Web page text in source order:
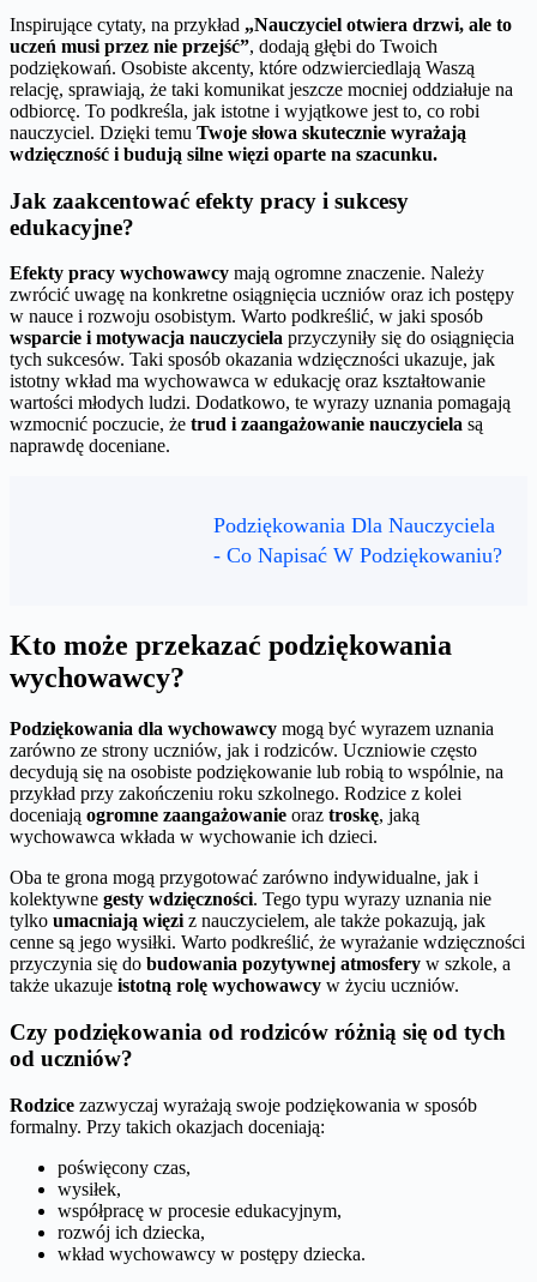
Inspirujące cytaty, na przykład „Nauczyciel otwiera drzwi, ale to
uczeń musi przez nie przejść”, dodają głębi do Twoich
podziękowań. Osobiste akcenty, które odzwierciedlają Waszą
relację, sprawiają, że taki komunikat jeszcze mocniej oddziałuje na
odbiorcę. To podkreśla, jak istotne i wyjątkowe jest to, co robi
nauczyciel. Dzięki temu Twoje słowa skutecznie wyrażają
wdzięczność i budują silne więzi oparte na szacunku.
Jak zaakcentować efekty pracy i sukcesy
edukacyjne?
Efekty pracy wychowawcy mają ogromne znaczenie. Należy
zwrócić uwagę na konkretne osiągnięcia uczniów oraz ich postępy
w nauce i rozwoju osobistym. Warto podkreślić, w jaki sposób
wsparcie i motywacja nauczyciela przyczyniły się do osiągnięcia
tych sukcesów. Taki sposób okazania wdzięczności ukazuje, jak
istotny wkład ma wychowawca w edukację oraz kształtowanie
wartości młodych ludzi. Dodatkowo, te wyrazy uznania pomagają
wzmocnić poczucie, że trud i zaangażowanie nauczyciela są
naprawdę doceniane.
Podziękowania Dla Nauczyciela
- Co Napisać W Podziękowaniu?
Kto może przekazać podziękowania
wychowawcy?
Podziękowania dla wychowawcy mogą być wyrazem uznania
zarówno ze strony uczniów, jak i rodziców. Uczniowie często
decydują się na osobiste podziękowanie lub robią to wspólnie, na
przykład przy zakończeniu roku szkolnego. Rodzice z kolei
doceniają ogromne zaangażowanie oraz troskę, jaką
wychowawca wkłada w wychowanie ich dzieci.
Oba te grona mogą przygotować zarówno indywidualne, jak i
kolektywne gesty wdzięczności. Tego typu wyrazy uznania nie
tylko umacniają więzi z nauczycielem, ale także pokazują, jak
cenne są jego wysiłki. Warto podkreślić, że wyrażanie wdzięczności
przyczynia się do budowania pozytywnej atmosfery w szkole, a
także ukazuje istotną rolę wychowawcy w życiu uczniów.
Czy podziękowania od rodziców różnią się od tych
od uczniów?
Rodzice zazwyczaj wyrażają swoje podziękowania w sposób
formalny. Przy takich okazjach doceniają:
poświęcony czas,
wysiłek,
współpracę w procesie edukacyjnym,
rozwój ich dziecka,
wkład wychowawcy w postępy dziecka.